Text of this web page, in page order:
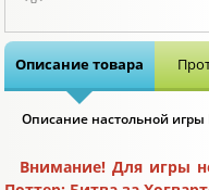
Описание товара
Описание настольной игры
Внимание! Для игры